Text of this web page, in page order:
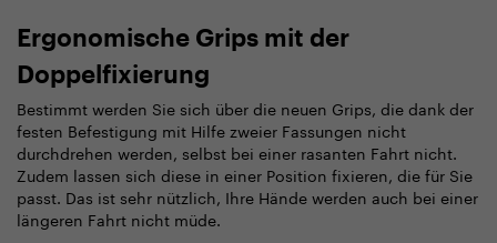
Ergonomische Grips mit der
Doppelfixierung
Bestimmt werden Sie sich über die neuen Grips, die dank der
festen Befestigung mit Hilfe zweier Fassungen nicht
durchdrehen werden, selbst bei einer rasanten Fahrt nicht.
Zudem lassen sich diese in einer Position fixieren, die für Sie
passt. Das ist sehr nützlich, Ihre Hände werden auch bei einer
längeren Fahrt nicht müde.